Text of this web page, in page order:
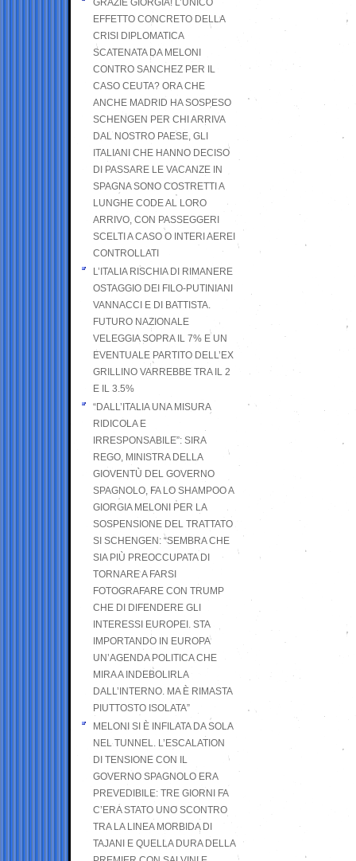
GRAZIE GIORGIA! L’UNICO
EFFETTO CONCRETO DELLA
CRISI DIPLOMATICA
SCATENATA DA MELONI
CONTRO SANCHEZ PER IL
CASO CEUTA? ORA CHE
ANCHE MADRID HA SOSPESO
SCHENGEN PER CHI ARRIVA
DAL NOSTRO PAESE, GLI
ITALIANI CHE HANNO DECISO
DI PASSARE LE VACANZE IN
SPAGNA SONO COSTRETTI A
LUNGHE CODE AL LORO
ARRIVO, CON PASSEGGERI
SCELTI A CASO O INTERI AEREI
CONTROLLATI
L’ITALIA RISCHIA DI RIMANERE
OSTAGGIO DEI FILO-PUTINIANI
VANNACCI E DI BATTISTA.
FUTURO NAZIONALE
VELEGGIA SOPRA IL 7% E UN
EVENTUALE PARTITO DELL’EX
GRILLINO VARREBBE TRA IL 2
E IL 3.5%
“DALL’ITALIA UNA MISURA
RIDICOLA E
IRRESPONSABILE”: SIRA
REGO, MINISTRA DELLA
GIOVENTÙ DEL GOVERNO
SPAGNOLO, FA LO SHAMPOO A
GIORGIA MELONI PER LA
SOSPENSIONE DEL TRATTATO
SI SCHENGEN: “SEMBRA CHE
SIA PIÙ PREOCCUPATA DI
TORNARE A FARSI
FOTOGRAFARE CON TRUMP
CHE DI DIFENDERE GLI
INTERESSI EUROPEI. STA
IMPORTANDO IN EUROPA
UN’AGENDA POLITICA CHE
MIRA A INDEBOLIRLA
DALL’INTERNO. MA È RIMASTA
PIUTTOSTO ISOLATA”
MELONI SI È INFILATA DA SOLA
NEL TUNNEL. L’ESCALATION
DI TENSIONE CON IL
GOVERNO SPAGNOLO ERA
PREVEDIBILE: TRE GIORNI FA
C’ERA STATO UNO SCONTRO
TRA LA LINEA MORBIDA DI
TAJANI E QUELLA DURA DELLA